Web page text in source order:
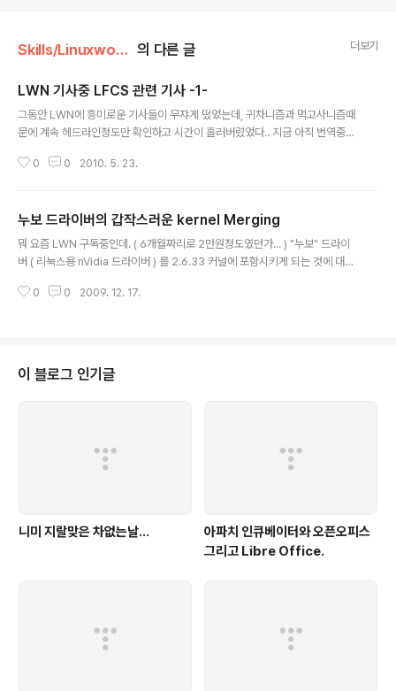
Skills/Linuxworld 의 다른 글 더보기
LWN 기사중 LFCS 관련 기사 -1-
그동안 LWN에 흥미로운 기사들이 무쟈게 떴었는데, 귀차니즘과 먹고사니즘때
문에 계속 헤드라인정도만 확인하고 시간이 흘러버렸었다.. 지금 아직 번역중인
차츰차츰 올릴 예정이고, 일단 지금은 샌프란시스코에서 열린 LFCS 에 관한 기
단어인데, 기사내용에 의하면 요즘 커널 개발자들의 새로운 피가 수혈되지 않아
어찌 해결해야 할지에 대한토론이다. 링크를 걸었기 때문에 보면 재밌을 것이라
고 생각한다 :) 대략 결론만 요약하자면 커널 개발자의 노령화가 진행되고 있는
0 0 2010. 5. 23.
누보 드라이버의 갑작스러운 kernel Merging
뭐 요즘 LWN 구독중인데. ( 6개월짜리로 2만원정도였던가... ) "누보" 드라이
버 ( 리눅스용 nVidia 드라이버 ) 를 2.6.33 커널에 포함시키게 되는 것에 대해
에 대한 내용과, 업스트림 ( RedHat ) 과 배포판개발자들과의 관계 및 그들끼
ut "upstream first", becaus..
0 0 2009. 12. 17.
이 블로그 인기글
니미 지랄맞은 차없는날...
아파치 인큐베이터와 오픈오피스
그리고 Libre Office.